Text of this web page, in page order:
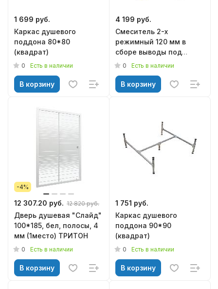
1 699 руб.
Каркас душевого
поддона 80*80
(квадрат)
0 Есть в наличии
В корзину
4 199 руб.
Смеситель 2-х
режимный 120 мм в
сборе выводы под
хомут, арт. 0921015001
0 Есть в наличии
В корзину
-4%
12 307.20 руб. 12 820 руб.
Дверь душевая "Слайд"
100*185, бел, полосы, 4
мм (1место) ТРИТОН
0 Есть в наличии
В корзину
1 751 руб.
Каркас душевого
поддона 90*90
(квадрат)
0 Есть в наличии
В корзину